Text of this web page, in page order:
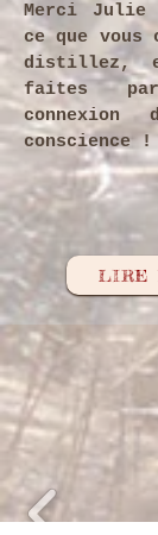
Merci Julie
ce que vous
distillez,
faites
conscience !
LIRE